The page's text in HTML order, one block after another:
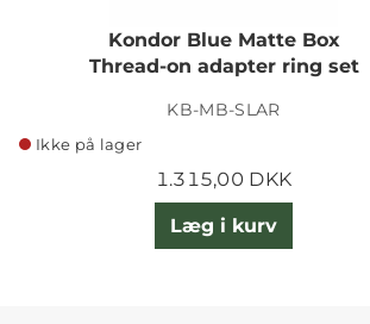
Kondor Blue Matte Box
Thread-on adapter ring set
KB-MB-SLAR
Ikke på lager
1.315,00 DKK
Læg i kurv